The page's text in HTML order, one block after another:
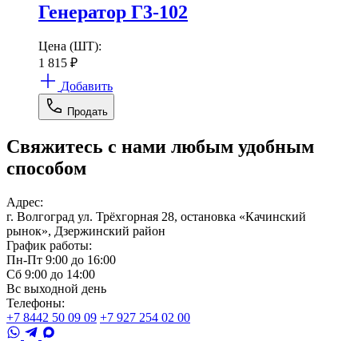
Генератор Г3-102
Цена (ШТ):
1 815 ₽
Добавить
Продать
Свяжитесь с нами любым удобным
способом
Адрес:
г. Волгоград ул. Трёхгорная 28, остановка «Качинский
рынок», Дзержинский район
График работы:
Пн-Пт 9:00 до 16:00
Сб 9:00 до 14:00
Вс выходной день
Телефоны:
+7 8442 50 09 09 +7 927 254 02 00